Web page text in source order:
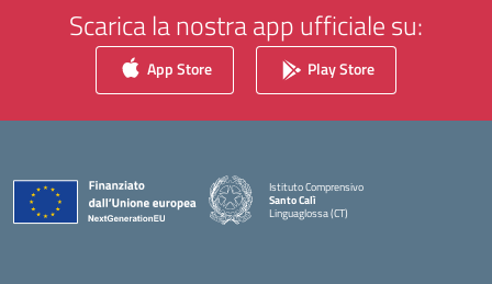
Scarica la nostra app ufficiale su:
App Store Play Store
Istituto Comprensivo
Santo Calì
Linguaglossa (CT)
— Visita la pagina iniziale della scuola